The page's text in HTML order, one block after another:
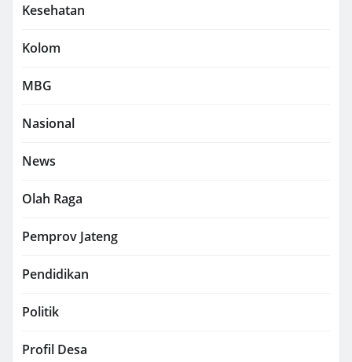
Kesehatan
Kolom
MBG
Nasional
News
Olah Raga
Pemprov Jateng
Pendidikan
Politik
Profil Desa